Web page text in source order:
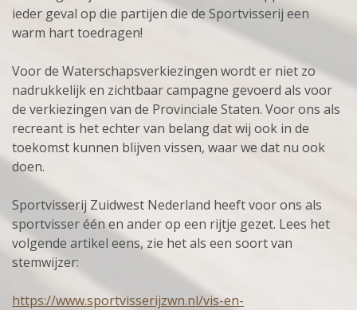
ieder geval op die partijen die de Sportvisserij een
warm hart toedragen!
Voor de Waterschapsverkiezingen wordt er niet zo
nadrukkelijk en zichtbaar campagne gevoerd als voor
de verkiezingen van de Provinciale Staten. Voor ons als
recreant is het echter van belang dat wij ook in de
toekomst kunnen blijven vissen, waar we dat nu ook
doen.
Sportvisserij Zuidwest Nederland heeft voor ons als
sportvisser één en ander op een rijtje gezet. Lees het
volgende artikel eens, zie het als een soort van
stemwijzer:
https://www.sportvisserijzwn.nl/vis-en-